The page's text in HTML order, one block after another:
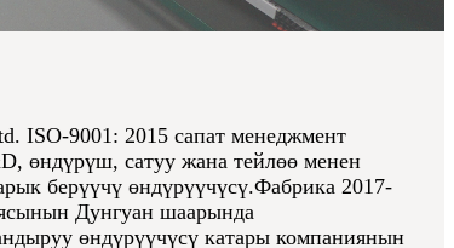
ISO-9001: 2015 сапат менеджмент
өндүрүш, сатуу жана тейлөө менен
берүүчү өндүрүүчүсү.Фабрика 2017-
Дунгуан шаарында
өндүрүүчүсү катары компаниянын